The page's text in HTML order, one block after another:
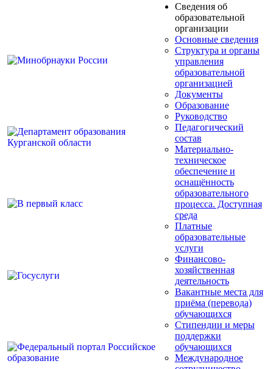
Сведения об
образовательной
организации
Основные сведения
Структура и органы
управления
образовательной
организацией
Документы
Образование
Руководство
Педагогический
состав
Материально-
техническое
обеспечение и
оснащённость
образовательного
процесса. Доступная
среда
Платные
образовательные
услуги
Финансово-
хозяйственная
деятельность
Вакантные места для
приёма (перевода)
обучающихся
Стипендии и меры
поддержки
обучающихся
Международное